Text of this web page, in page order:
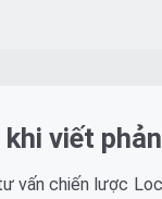
khi viết
vấn chiến lược